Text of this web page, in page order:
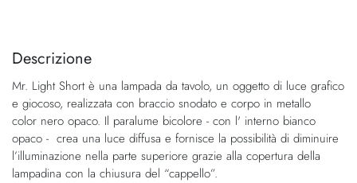
fine
galleria
di
immagini
della
di
immagini
Descrizione
Mr. Light Short è una lampada da tavolo, un oggetto di luce grafico
e giocoso, realizzata con braccio snodato e corpo in metallo
color nero opaco. Il paralume bicolore - con l' interno bianco
opaco - crea una luce diffusa e fornisce la possibilità di diminuire
l’illuminazione nella parte superiore grazie alla copertura della
lampadina con la chiusura del “cappello”.